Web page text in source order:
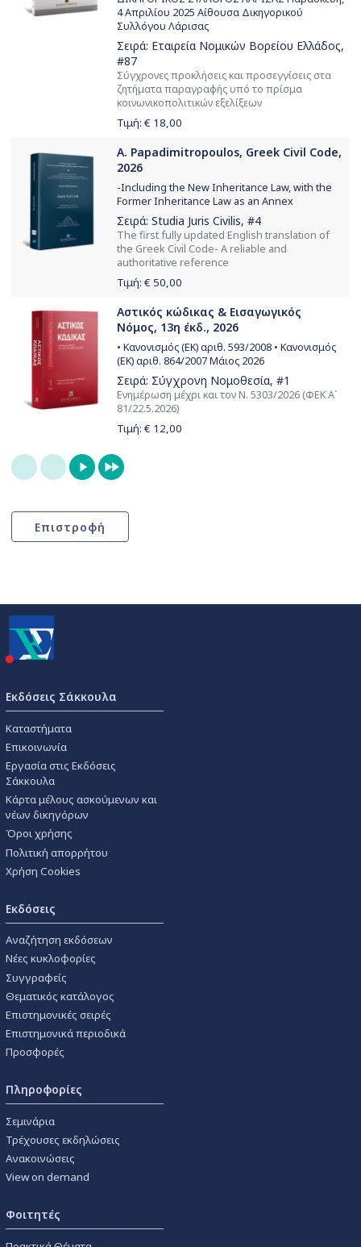
4 Απριλίου 2025 Αίθουσα Δικηγορικού
Συλλόγου Λάρισας
Σειρά: Εταιρεία Νομικών Βορείου Ελλάδος,
#87
Σύγχρονες προκλήσεις και προσεγγίσεις στα
ζητήματα παραγραφής υπό το πρίσμα
κοινωνικοπολιτικών εξελίξεων
Τιμή: € 18,00
A. Papadimitropoulos, Greek Civil Code,
2026
-Including the New Inheritance Law, with the
Former Inheritance Law as an Annex
Σειρά: Studia Juris Civilis, #4
The first fully updated English translation of
the Greek Civil Code- A reliable and
authoritative reference
Τιμή: € 50,00
Αστικός κώδικας & Εισαγωγικός
Νόμος, 13η έκδ., 2026
• Κανονισμός (ΕΚ) αριθ. 593/2008 • Κανονισμός
(ΕΚ) αριθ. 864/2007 Μάιος 2026
Σειρά: Σύγχρονη Νομοθεσία, #1
Ενημέρωση μέχρι και τον Ν. 5303/2026 (ΦΕΚ Α΄
81/22.5.2026)
Τιμή: € 12,00
Εκδόσεις Σάκκουλα
Καταστήματα
Επικοινωνία
Εργασία στις Εκδόσεις
Σάκκουλα
Κάρτα μέλους ασκούμενων και
νέων δικηγόρων
Όροι χρήσης
Πολιτική απορρήτου
Χρήση Cookies
Εκδόσεις
Αναζήτηση εκδόσεων
Νέες κυκλοφορίες
Συγγραφείς
Θεματικός κατάλογος
Επιστημονικές σειρές
Επιστημονικά περιοδικά
Προσφορές
Πληροφορίες
Σεμινάρια
Τρέχουσες εκδηλώσεις
Ανακοινώσεις
View on demand
Φοιτητές